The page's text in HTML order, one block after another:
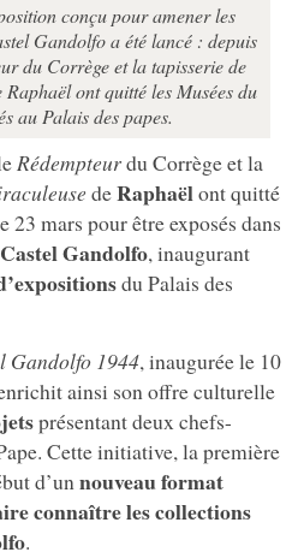
conçu pour amener les
Gandolfo a été lancé : depuis
du Corrège et la tapisserie de
ont quitté les Musées du
au Palais des papes.
Rédempteurdu Corrège et la
deRaphaëlont quitté
23 mars pour être exposés dans
Gandolfo, inaugurant
du Palais des
Gandolfo 1944, inaugurée le 10
ainsi son offre culturelle
présentant deux chefs-
Cette initiative, la première
d’unnouveau format
connaître les collections
.